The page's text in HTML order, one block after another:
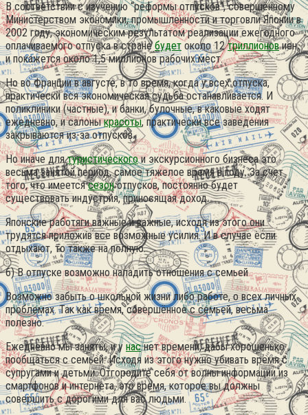
В соответствии с изучению “реформы отпусков”, совершённому
Министерством экономики, промышленности и торговли Японии в
2002 году, экономическим результатом реализации ежегодного
оплачиваемого отпуска в странебудетоколо 12триллионовиен,
и покажется около 1,5 миллионов рабочих мест.
Но во Франции в августе, в то время, когда у всех отпуска,
практически вся экономическая судьба останавливается. И
поликлиники (частные), и банки, булочные, в каковые ходят
ежедневно, и салоныкрасоты, практически все заведения
закрываются из-за отпусков.
Но иначе длятуристическогои экскурсионного бизнеса это
весьма занятой период, самое тяжелое время в году. За счет
того, что имеетсясезонотпусков, постоянно будет
существовать индустрия, приносящая доход.
Японские работяги важные и важные, исходя из этого они
трудятся приложив все возможные усилия. И в случае если
отдыхают, то также на полную.
6) В отпуске возможно наладить отношения с семьей
Возможно забыть о школьной жизни либо работе, о всех личных
проблемах. Так как время, совершённое с семьей, весьма
полезно.
Ежедневно мы заняты, и унаснет времени, дабы хорошенько
пообщаться с семьей. Исходя из этого нужно убивать время с
супругами и детьми. Отгородите себя от волны информации из
смартфонов и интернета, это время, которое вы должны
совершить с дорогими для вас людьми.